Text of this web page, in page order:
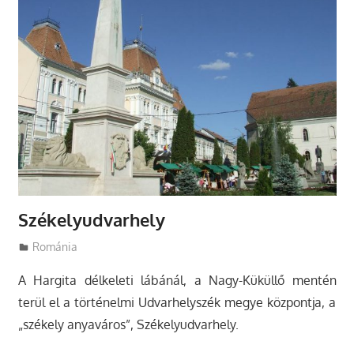
Székelyudvarhely
Utazasok.org
Románia
A Hargita délkeleti lábánál, a Nagy-Küküllő mentén
terül el a történelmi Udvarhelyszék megye központja, a
„székely anyaváros”, Székelyudvarhely.